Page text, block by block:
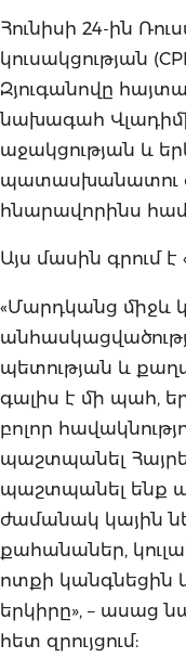
Հունիսի 24-ին
կուսակցության
Զյուգանովը
նախագահ
աջակցության և
պատասխանատու
հնարավորինս
Այս մասին գրում է
«Մարդկանց միջև
պետության և
գալիս է մի պահ,
բոլոր
պաշտպանել
պաշտպանել ենք
ժամանակ կային
քահանաներ,
ոտքի կանգնեցին
երկիրը», – ասաց
հետ զրույցում: